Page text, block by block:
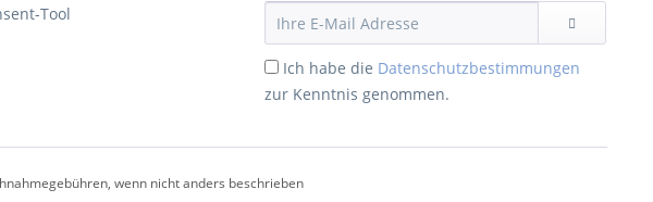
Tool
Ich habe die Datenschutzbestimmungen
zur Kenntnis genommen.
wenn nicht anders beschrieben